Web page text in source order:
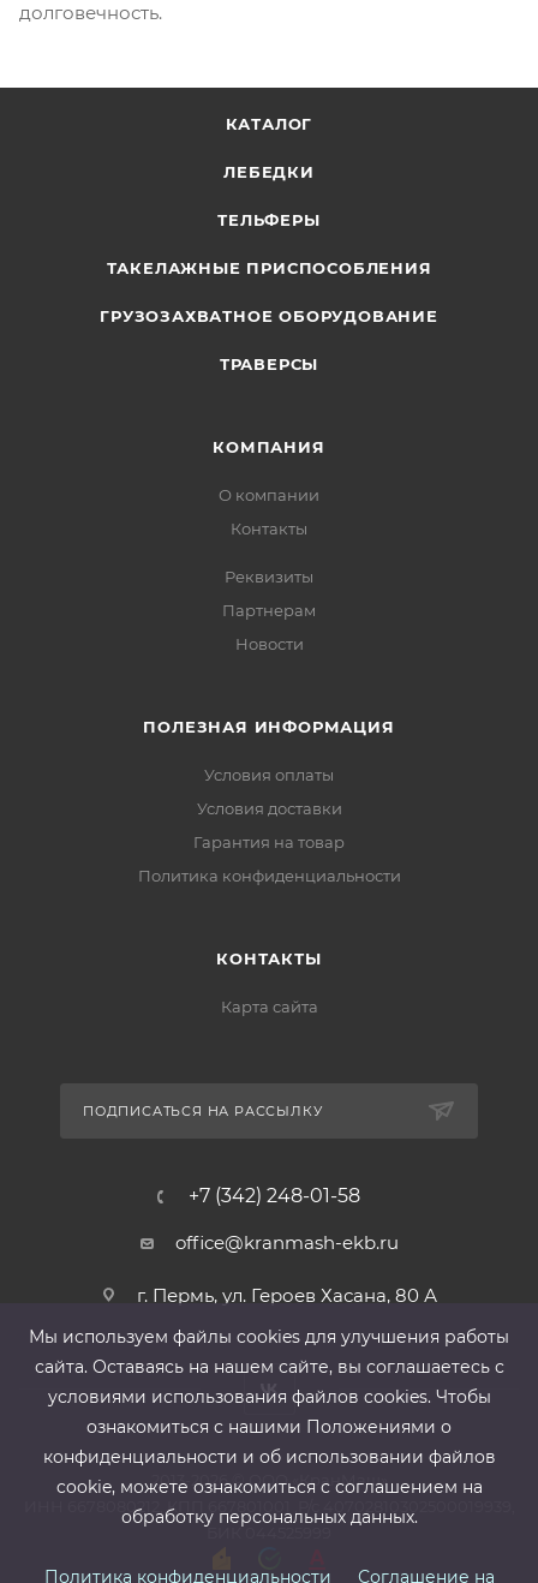
долговечность.
КАТАЛОГ
ЛЕБЕДКИ
ТЕЛЬФЕРЫ
ТАКЕЛАЖНЫЕ ПРИСПОСОБЛЕНИЯ
ГРУЗОЗАХВАТНОЕ ОБОРУДОВАНИЕ
ТРАВЕРСЫ
КОМПАНИЯ
О компании
Контакты
Реквизиты
Партнерам
Новости
ПОЛЕЗНАЯ ИНФОРМАЦИЯ
Условия оплаты
Условия доставки
Гарантия на товар
Политика конфиденциальности
КОНТАКТЫ
Карта сайта
ПОДПИСАТЬСЯ НА РАССЫЛКУ
+7 (342) 248-01-58
office@kranmash-ekb.ru
г. Пермь, ул. Героев Хасана, 80 А
2013-2026 ©ООО «КранМаш»
ИНН 6678080212, КПП 667801001 ,Р/с 40702810302500019939,
БИК 044525999
Мы используем файлы cооkies для улучшения работы
сайта. Оставаясь на нашем сайте, вы соглашаетесь с
условиями использования файлов cооkies. Чтобы
ознакомиться с нашими Положениями о
конфиденциальности и об использовании файлов
cookie, можете ознакомиться с соглашением на
обработку персональных данных.
Политика конфиденциальности Соглашение на